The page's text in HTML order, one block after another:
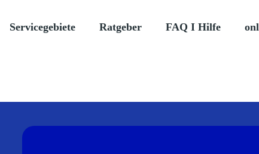
Servicegebiete Ratgeber FAQ I Hilfe